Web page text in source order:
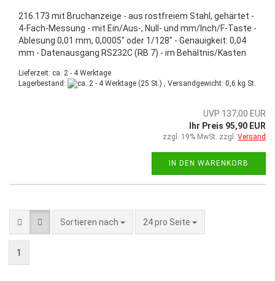
216.173 mit Bruchanzeige - aus rostfreiem Stahl, gehärtet -
4-Fach-Messung - mit Ein/Aus-, Null- und mm/Inch/F-Taste -
Ablesung 0,01 mm, 0,0005" oder 1/128" - Genauigkeit: 0,04
mm - Datenausgang RS232C (RB 7) - im Behältnis/Kasten
Lieferzeit: ca. 2 - 4 Werktage
Lagerbestand:
(25 St.) , Versandgewicht: 0,6 kg St.
UVP 137,00 EUR
Ihr Preis 95,90 EUR
zzgl. 19% MwSt. zzgl. Versand
IN DEN WARENKORB
Sortieren nach 24 pro Seite
1